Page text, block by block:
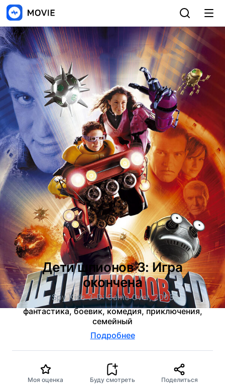
Дети шпионов 3: Игра
окончена
Spy Kids 3-D: Game Over, 2003
фантастика, боевик, комедия, приключения,
семейный
Подробнее
Моя оценка Буду смотреть Поделиться